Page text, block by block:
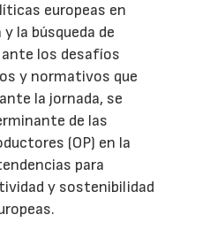
europeas en
la búsqueda de
los desafíos
y normativos que
la jornada, se
de las
(OP) en la
para
y sostenibilidad